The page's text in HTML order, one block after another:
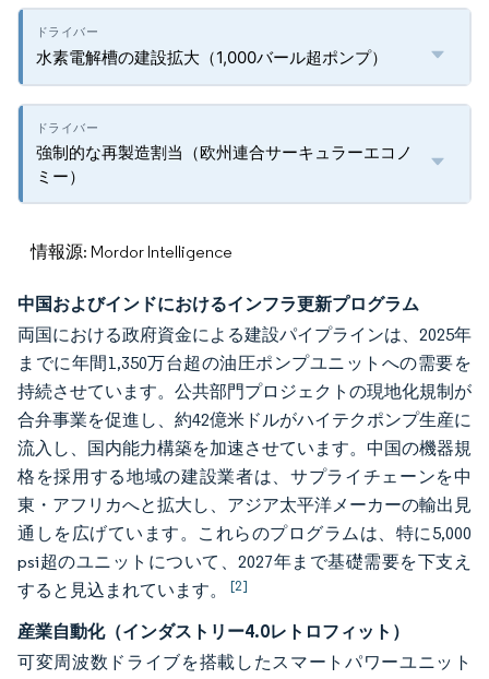
水素電解槽の建設拡大（1,000バール超ポンプ）
強制的な再製造割当（欧州連合サーキュラーエコノ
ミー）
情報源: Mordor Intelligence
中国およびインドにおけるインフラ更新プログラム
両国における政府資金による建設パイプラインは、2025年
までに年間1,350万台超の油圧ポンプユニットへの需要を
持続させています。公共部門プロジェクトの現地化規制が
合弁事業を促進し、約42億米ドルがハイテクポンプ生産に
流入し、国内能力構築を加速させています。中国の機器規
格を採用する地域の建設業者は、サプライチェーンを中
東・アフリカへと拡大し、アジア太平洋メーカーの輸出見
通しを広げています。これらのプログラムは、特に5,000
psi超のユニットについて、2027年まで基礎需要を下支え
すると見込まれています。 [2]
産業自動化（インダストリー4.0レトロフィット）
可変周波数ドライブを搭載したスマートパワーユニット